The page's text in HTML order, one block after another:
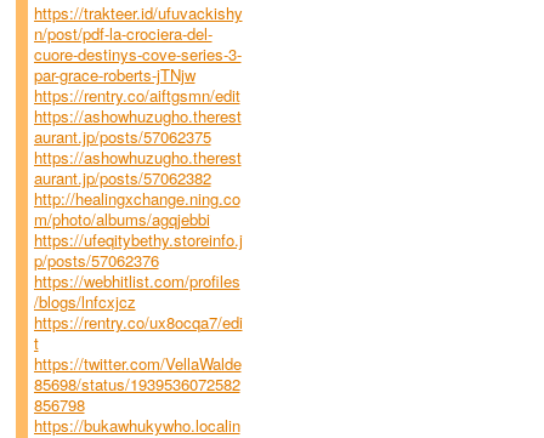
https://trakteer.id/ufuvackishy
n/post/pdf-la-crociera-del-
cuore-destinys-cove-series-3-
par-grace-roberts-jTNjw
https://rentry.co/aiftgsmn/edit
https://ashowhuzugho.therest
aurant.jp/posts/57062375
https://ashowhuzugho.therest
aurant.jp/posts/57062382
http://healingxchange.ning.co
m/photo/albums/agqjebbi
https://ufeqitybethy.storeinfo.j
p/posts/57062376
https://webhitlist.com/profiles
/blogs/lnfcxjcz
https://rentry.co/ux8ocqa7/edi
t
https://twitter.com/VellaWalde
85698/status/1939536072582
856798
https://bukawhukywho.localin